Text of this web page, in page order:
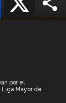
por el
Liga Mayor de